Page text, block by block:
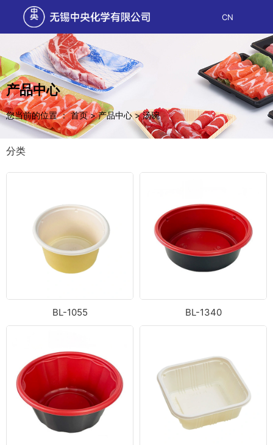
CN
产品中心
您当前的位置 ： 首页>产品中心 >汤碗
分类
BL-1055 BL-1340